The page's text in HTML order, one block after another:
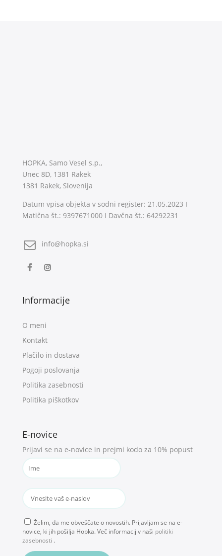
HOPKA, Samo Vesel s.p.,
Unec 8D, 1381 Rakek
1381 Rakek, Slovenija
Datum vpisa objekta v sodni register: 21.05.2023 I
Matična št.: 9397671000 I Davčna št.: 64292231
info@hopka.si
Informacije
O meni
Kontakt
Plačilo in dostava
Pogoji poslovanja
Politika zasebnosti
Politika piškotkov
E-novice
Prijavi se na e-novice in prejmi kodo za 10% popust
Želim, da me obveščate o novostih. Prijavljam se na e-
novice, ki jih pošilja Hopka. Več informacij v naši politiki
zasebnosti .